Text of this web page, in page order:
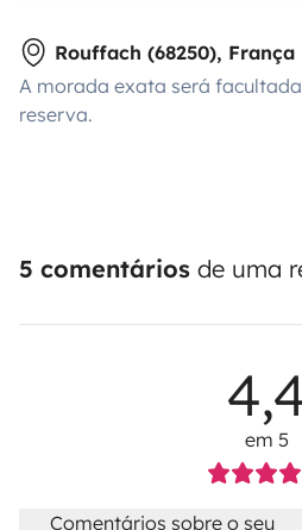
Rouffach (68250), França
A morada exata será
reserva.
5 comentários de uma
em 5
Comentários sobre o seu